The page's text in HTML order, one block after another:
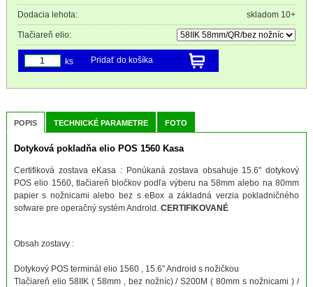
Dodacia lehota: skladom 10+
Tlačiareň elio:
Pridať do košíka
ks
POPIS TECHNICKÉ PARAMETRE FOTO
Dotyková pokladňa elio POS 1560 Kasa
Certifiková zostava eKasa : Ponúkaná zostava obsahuje 15.6" dotykový
POS elio 1560, tlačiareň bločkov podľa výberu na 58mm alebo na 80mm
papier s nožnicami alebo bez s eBox a základná verzia pokladničného
sofware pre operačný systém Android. CERTIFIKOVANÉ
Obsah zostavy :
Dotykový POS terminál elio 1560 , 15.6" Android s nožičkou
Tlačiareň elio 58IIK ( 58mm , bez nožníc) / S200M ( 80mm s nožnicami ) /